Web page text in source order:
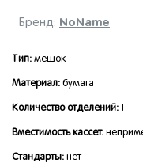
Бренд: NoName
Тип: мешок
Материал: бумага
Количество отделений: 1
Вместимость кассет:
Стандарты: нет